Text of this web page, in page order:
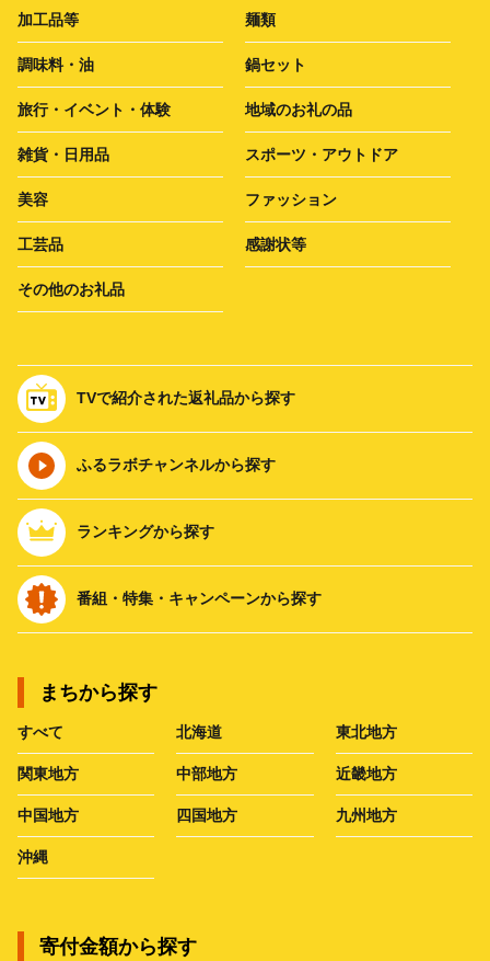
加工品等 麺類
調味料・油 鍋セット
旅行・イベント・体験 地域のお礼の品
雑貨・日用品 スポーツ・アウトドア
美容 ファッション
工芸品 感謝状等
その他のお礼品
TVで紹介された返礼品から探す
ふるラボチャンネルから探す
ランキングから探す
番組・特集・キャンペーンから探す
まちから探す
すべて 北海道 東北地方
関東地方 中部地方 近畿地方
中国地方 四国地方 九州地方
沖縄
寄付金額から探す